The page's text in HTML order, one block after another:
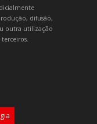
difusão,
outra utilização